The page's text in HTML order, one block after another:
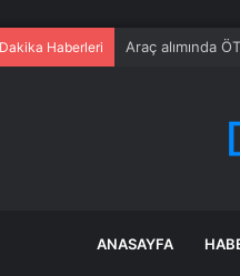
Haberleri Araç alımında
ANASAYFA